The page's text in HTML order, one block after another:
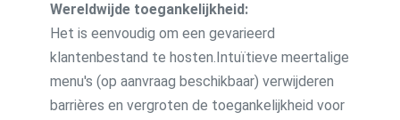
Wereldwijde toegankelijkheid:
Het is eenvoudig om een gevarieerd
klantenbestand te hosten.Intuïtieve meertalige
menu's (op aanvraag beschikbaar) verwijderen
barrières en vergroten de toegankelijkheid voor